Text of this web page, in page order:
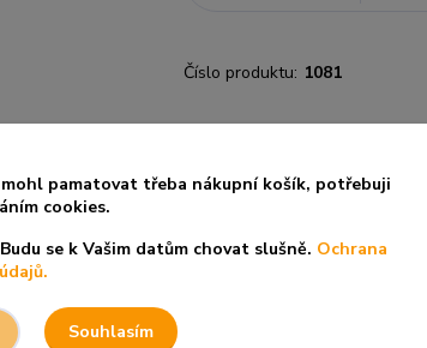
Číslo produktu: 1081
pamatovat třeba nákupní košík, potřebuji
cookies.
se k Vašim datům chovat slušně. Ochrana
Souhlasím